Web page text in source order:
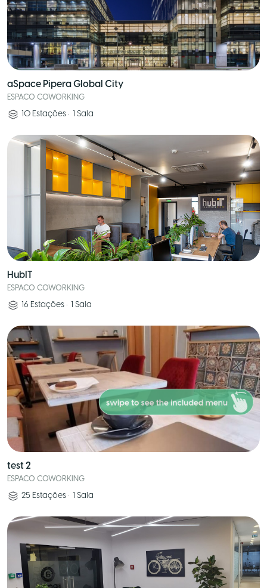
aSpace Pipera Global City
ESPACO COWORKING
10 Estações • 1 Sala
HubIT
ESPACO COWORKING
16 Estações • 1 Sala
test 2
ESPACO COWORKING
25 Estações • 1 Sala